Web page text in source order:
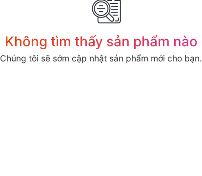
Không tìm thấy sản phẩm nào
Chúng tôi sẽ sớm cập nhật sản phẩm mới cho bạn.